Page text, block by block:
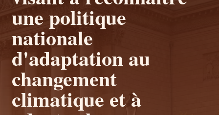
une politique
nationale
d'adaptation au
changement
climatique et à